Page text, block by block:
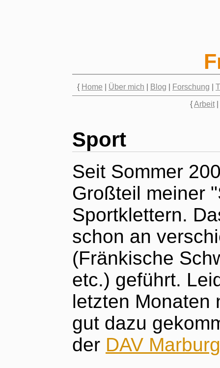
{ Home Über mich Blog Forschung
{Arbeit
Sport
Seit Sommer
Großteil meiner
Sportklettern.
schon an
(Fränkische
etc.) geführt.
letzten Monaten
gut dazu
der DAV Marburg